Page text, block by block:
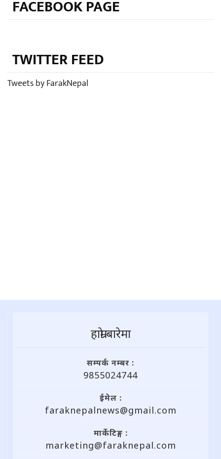
FACEBOOK PAGE
TWITTER FEED
Tweets by FarakNepal
हाम्राे बारेमा
सम्पर्क नम्बर :
9855024744
ईमेल :
faraknepalnews@gmail.com
मार्केटिङ्ग :
marketing@faraknepal.com